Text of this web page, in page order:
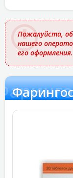
названию
Пожалуйста,
нашего
его оформления.